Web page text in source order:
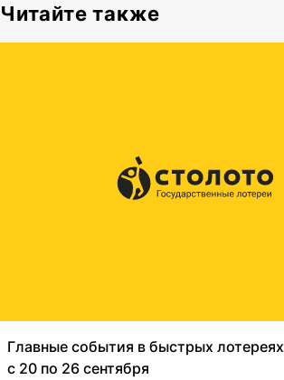
Читайте также
Главные события в быстрых лотереях
с 20 по 26 сентября